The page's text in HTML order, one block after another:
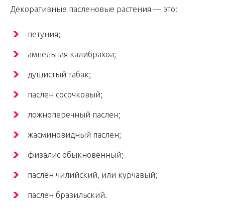
Декоративные пасленовые растения — это:
петуния;
ампельная калибрахоа;
душистый табак;
паслен сосочковый;
ложноперечный паслен;
жасминовидный паслен;
физалис обыкновенный;
паслен чилийский, или курчавый;
паслен бразильский.